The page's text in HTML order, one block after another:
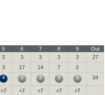
5 6 7 8 9
Out
3 3 3 3 3
27
3 17 14 7
2
4 3 3 3 3 34
+7 +7 +7 +7
+7